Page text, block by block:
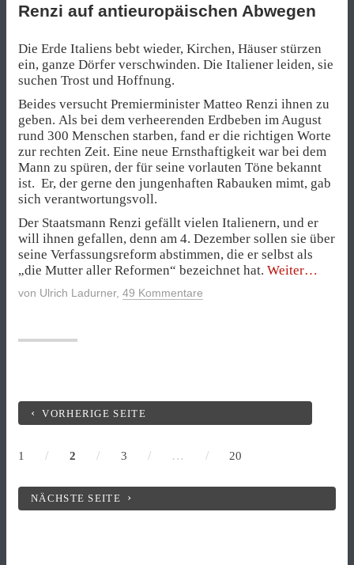
Renzi auf antieuropäischen Abwegen
Die Erde Italiens bebt wieder, Kirchen, Häuser stürzen
ein, ganze Dörfer verschwinden. Die Italiener leiden, sie
suchen Trost und Hoffnung.
Beides versucht Premierminister Matteo Renzi ihnen zu
geben. Als bei dem verheerenden Erdbeben im August
rund 300 Menschen starben, fand er die richtigen Worte
zur rechten Zeit. Eine neue Ernsthaftigkeit war bei dem
Mann zu spüren, der für seine vorlauten Töne bekannt
ist. Er, der gerne den jungenhaften Rabauken mimt, gab
sich verantwortungsvoll.
Der Staatsmann Renzi gefällt vielen Italienern, und er
will ihnen gefallen, denn am 4. Dezember sollen sie über
seine Verfassungsreform abstimmen, die er selbst als
„die Mutter aller Reformen“ bezeichnet hat. Weiter„Renzi
von Ulrich Ladurner, 49 Kommentare
VORHERIGE SEITE
1 / 2 / 3 / … / 20
NÄCHSTE SEITE